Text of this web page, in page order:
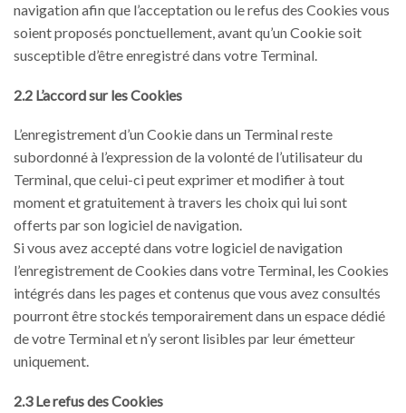
navigation afin que l’acceptation ou le refus des Cookies vous
soient proposés ponctuellement, avant qu’un Cookie soit
susceptible d’être enregistré dans votre Terminal.
2.2 L’accord sur les Cookies
L’enregistrement d’un Cookie dans un Terminal reste
subordonné à l’expression de la volonté de l’utilisateur du
Terminal, que celui-ci peut exprimer et modifier à tout
moment et gratuitement à travers les choix qui lui sont
offerts par son logiciel de navigation.
Si vous avez accepté dans votre logiciel de navigation
l’enregistrement de Cookies dans votre Terminal, les Cookies
intégrés dans les pages et contenus que vous avez consultés
pourront être stockés temporairement dans un espace dédié
de votre Terminal et n’y seront lisibles par leur émetteur
uniquement.
2.3 Le refus des Cookies